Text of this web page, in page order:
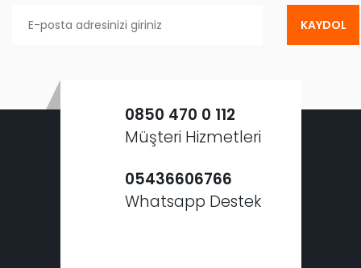
KAYDOL
0850 470 0 112
Müşteri Hizmetleri
05436606766
Whatsapp Destek